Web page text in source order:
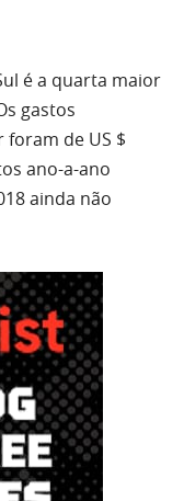
é a quarta maior
gastos
de US $
ano-a-ano
ainda não